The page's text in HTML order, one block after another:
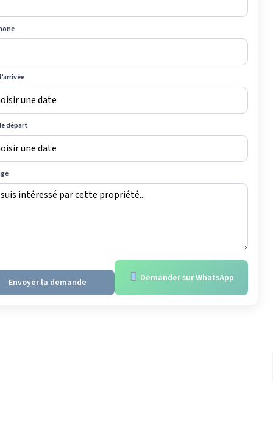
départ
Envoyer la demande Demander sur WhatsApp